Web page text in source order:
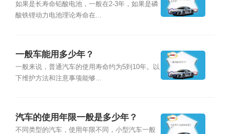
如果是长寿命铅酸电池，一般在2-3年，如果是磷
酸铁锂动力电池理论寿命在...
一般车能用多少年？
一般来说，普通汽车的使用寿命约为5到10年。以
下维护方法和注意事项能够...
汽车的使用年限一般是多少年？
不同类型的汽车，使用年限不同，小型汽车一般